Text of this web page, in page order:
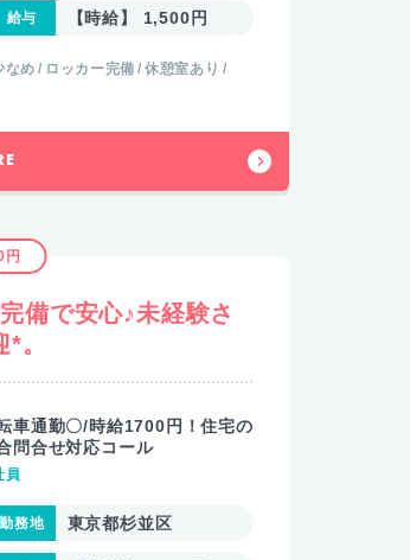
【時給】 1,500円
なめ ロッカー完備
休憩室あり
円
備で安心♪未経験さ
。
車通勤〇/時給1700円！住宅の
問合せ対応コール
員
東京都杉並区